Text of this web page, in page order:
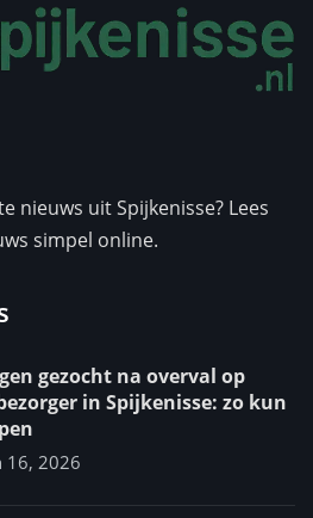
nieuws uit Spijkenisse? Lees
simpel online.
gezocht na overval op
in Spijkenisse: zo kun
16, 2026